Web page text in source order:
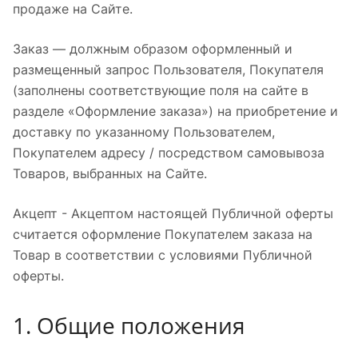
продаже на Сайте.
Заказ — должным образом оформленный и
размещенный запрос Пользователя, Покупателя
(заполнены соответствующие поля на сайте в
разделе «Оформление заказа») на приобретение и
доставку по указанному Пользователем,
Покупателем адресу / посредством самовывоза
Товаров, выбранных на Сайте.
Акцепт - Акцептом настоящей Публичной оферты
считается оформление Покупателем заказа на
Товар в соответствии с условиями Публичной
оферты.
1. Общие положения